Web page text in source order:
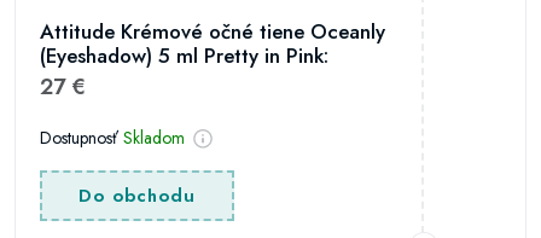
Attitude Krémové očné tiene Oceanly
(Eyeshadow) 5 ml Pretty in Pink:
27 €
Dostupnosť Skladom
Do obchodu